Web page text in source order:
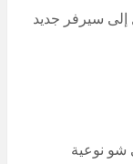
إلى سيرفر جديد
شو نوعية